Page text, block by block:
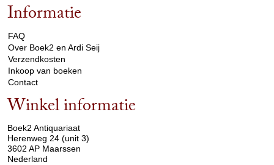
Informatie
FAQ
Over Boek2 en Ardi Seij
Verzendkosten
Inkoop van boeken
Contact
Winkel informatie
Boek2 Antiquariaat
Herenweg 24 (unit 3)
3602 AP Maarssen
Nederland